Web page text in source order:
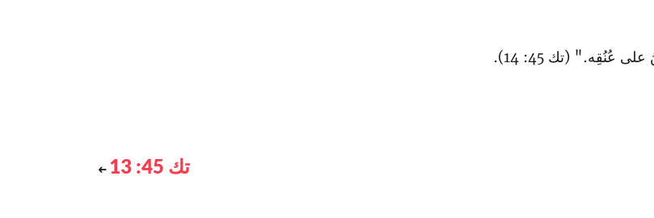
عُنُقِه." (تك 45: 14).
تك 45: 13